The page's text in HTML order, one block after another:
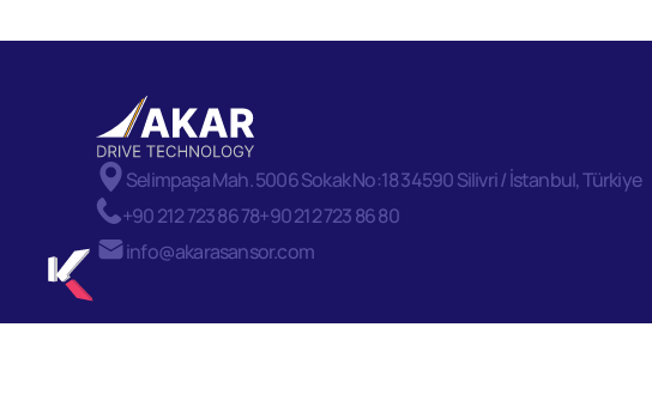
Selimpaşa Mah. 5006 Sokak No:18 34590 Silivri / İstanbul, Türkiye
+90 212 723 86 78+90 212 723 86 80
info@akarasansor.com